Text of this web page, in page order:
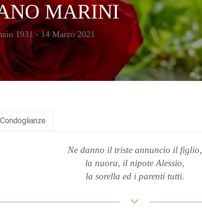
MARINI
1931 - 14 Marzo 2021
Condoglianze
Ne danno il triste annuncio il figlio,
la nuora, il nipote Alessio,
la sorella ed i parenti tutti.